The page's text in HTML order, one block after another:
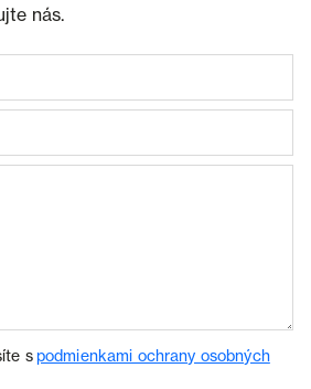
nás.
spodmienkami ochrany osobných